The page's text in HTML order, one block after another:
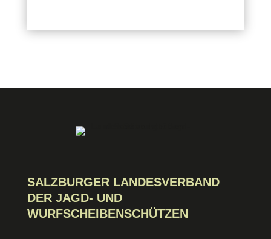
SALZBURGER LANDESVERBAND
DER JAGD- UND
WURFSCHEIBENSCHÜTZEN